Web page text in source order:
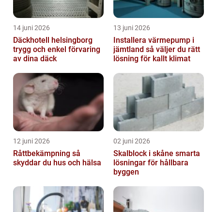
14 juni 2026
Däckhotell helsingborg
trygg och enkel förvaring
av dina däck
13 juni 2026
Installera värmepump i
jämtland så väljer du rätt
lösning för kallt klimat
12 juni 2026
Råttbekämpning så
skyddar du hus och hälsa
02 juni 2026
Skalblock i skåne smarta
lösningar för hållbara
byggen